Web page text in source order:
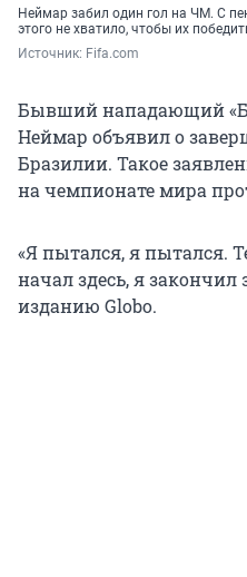
Неймар забил один гол на ЧМ. С
этого не хватило, чтобы их
Источник: Fifa.com
Бывший нападающий
Неймар объявил о
Бразилии. Такое
на чемпионате мира
«Я пытался, я пытался.
начал здесь, я закончил
изданию Globo.